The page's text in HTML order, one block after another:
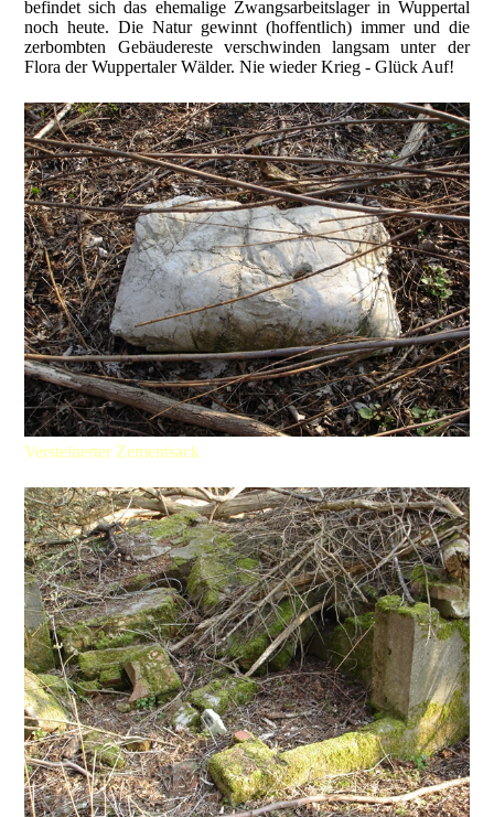
befindet sich das ehemalige Zwangsarbeitslager in Wuppertal
noch heute. Die Natur gewinnt (hoffentlich) immer und die
zerbombten Gebäudereste verschwinden langsam unter der
Flora der Wuppertaler Wälder. Nie wieder Krieg - Glück Auf!
Versteinerter Zementsack